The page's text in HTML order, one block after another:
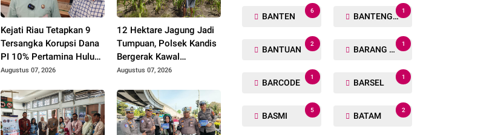
Kejati Riau Tetapkan 9
Tersangka Korupsi Dana
PI 10% Pertamina Hulu
Rokan
Augustus 07, 2026
12 Hektare Jagung Jadi
Tumpuan, Polsek Kandis
Bergerak Kawal
Swasembada Pangan
Augustus 07, 2026
BANTEN
6
BANTENG RAIDERS
1
BANTUAN
2
BARANG TUAKA
1
BARCODE
1
BARSEL
1
BASMI
5
BATAM
2